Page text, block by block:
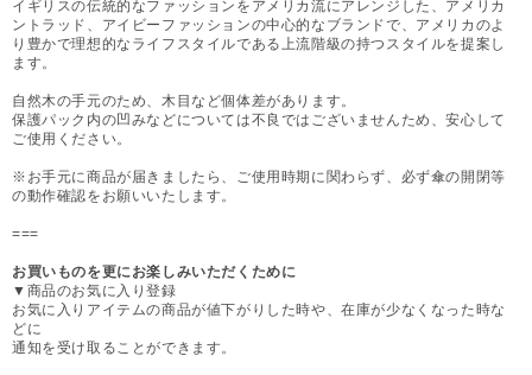
イギリスの伝統的なファッションをアメリカ流にアレンジした、アメリカ
ントラッド、アイビーファッションの中心的なブランドで、アメリカのよ
り豊かで理想的なライフスタイルである上流階級の持つスタイルを提案し
ます。
自然木の手元のため、木目など個体差があります。
保護パック内の凹みなどについては不良ではございませんため、安心して
ご使用ください。
※お手元に商品が届きましたら、ご使用時期に関わらず、必ず傘の開閉等
の動作確認をお願いいたします。
===
お買いものを更にお楽しみいただくために
▼商品のお気に入り登録
お気に入りアイテムの商品が値下がりした時や、在庫が少なくなった時な
どに
通知を受け取ることができます。